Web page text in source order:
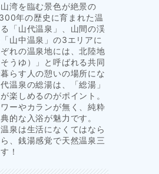
湾を臨む景色が絶景の
年の歴史に育まれた温
「山代温泉」、山間の渓
山中温泉」の3エリアに
れの温泉地には、北陸地
うゆ）」と呼ばれる共同
らす人の憩いの場所にな
温泉の総湯は、「総湯」
楽しめるのがポイント。
ーやカランが無く、純粋
的な入浴が魅力です。
泉は生活になくてはなら
、銭湯感覚で天然温泉三
！